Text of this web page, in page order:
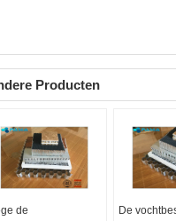
Producten
de
De